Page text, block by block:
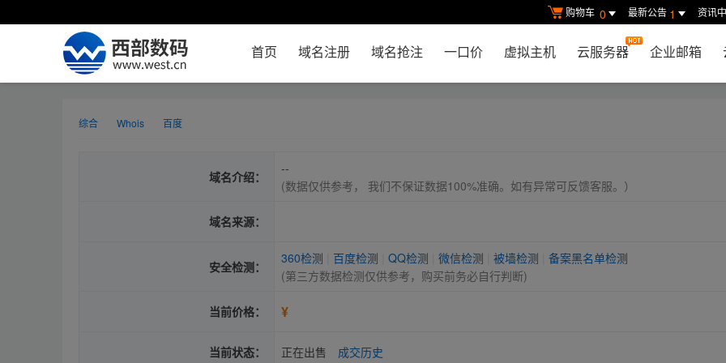
购物车 0 最新公告 1 资讯
首页 域名注册 域名抢注 一口价 虚拟主机 云服务器 企业邮箱
综合 Whois 百度
域名介绍：
--
(数据仅供参考， 我们不保证数据100%准确。如有异常可反馈客服。）
域名来源：
安全检测：
360检测 百度检测 QQ检测 微信检测 被墙检测
备案黑名单检测
(第三方数据检测仅供参考，购买前务必自行判断)
当前价格： ¥
当前状态： 正在出售 成交历史